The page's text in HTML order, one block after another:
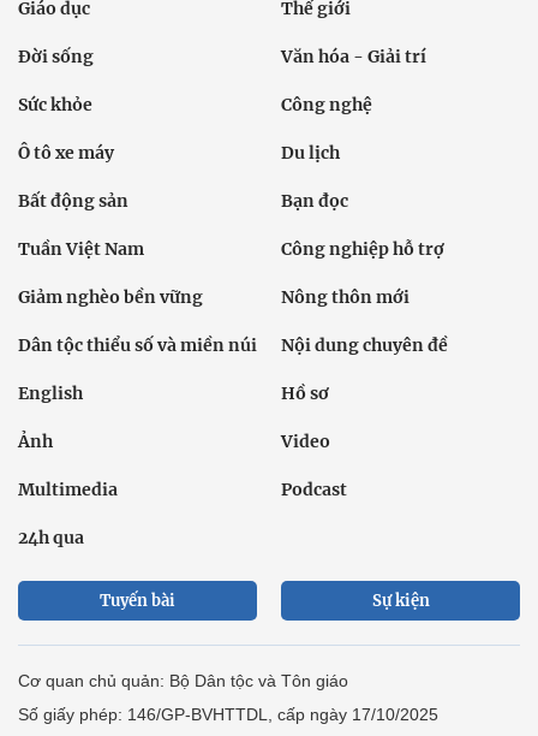
Giáo dục Thế giới
Đời sống Văn hóa - Giải trí
Sức khỏe Công nghệ
Ô tô xe máy Du lịch
Bất động sản Bạn đọc
Tuần Việt Nam Công nghiệp hỗ trợ
Giảm nghèo bền vững Nông thôn mới
Dân tộc thiểu số và miền núi Nội dung chuyên đề
English Hồ sơ
Ảnh Video
Multimedia Podcast
24h qua
Tuyến bài Sự kiện
Cơ quan chủ quản: Bộ Dân tộc và Tôn giáo
Số giấy phép: 146/GP-BVHTTDL, cấp ngày 17/10/2025